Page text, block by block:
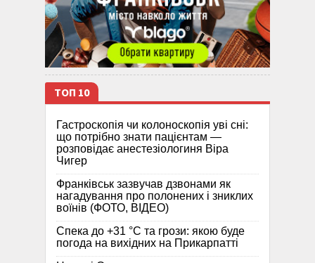
ТОП 10
Гастроскопія чи колоноскопія уві сні:
що потрібно знати пацієнтам —
розповідає анестезіологиня Віра
Чигер
Франківськ зазвучав дзвонами як
нагадування про полонених і зниклих
воїнів (ФОТО, ВІДЕО)
Спека до +31 °C та грози: якою буде
погода на вихідних на Прикарпатті